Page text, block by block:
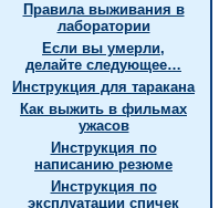
Правила выживания в
лаборатории
Если вы умерли,
делайте следующее…
Инструкция для таракана
Как выжить в фильмах
ужасов
Инструкция по
написанию резюме
Инструкция по
эксплуатации спичек